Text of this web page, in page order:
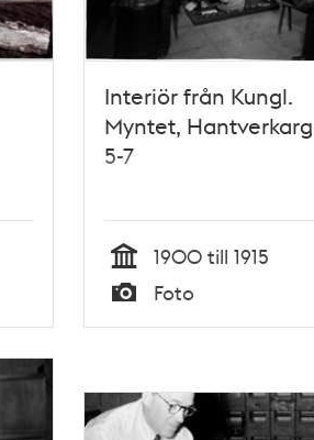
Interiör från Kungl.
Myntet,
5-7
Tid
1900 till 1915
Typ
Foto